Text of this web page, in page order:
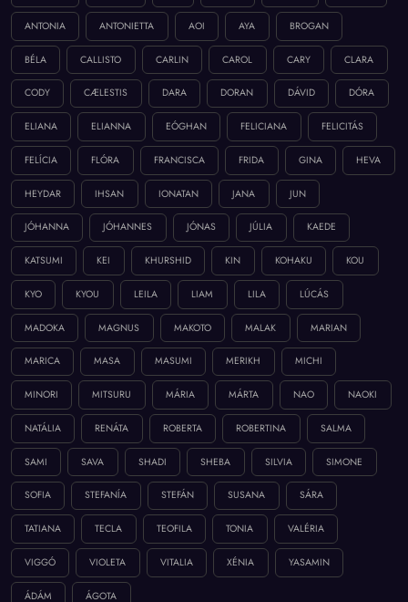
ANTONIA ANTONIETTA AOI AYA BROGAN
BÉLA CALLISTO CARLIN CAROL CARY CLARA
CODY CÆLESTIS DARA DORAN DÁVID DÓRA
ELIANA ELIANNA EÓGHAN FELICIANA FELICITÁS
FELÍCIA FLÓRA FRANCISCA FRIDA GINA HEVA
HEYDAR IHSAN IONATAN JANA JUN
JÓHANNA JÓHANNES JÓNAS JÚLIA KAEDE
KATSUMI KEI KHURSHID KIN KOHAKU KOU
KYO KYOU LEILA LIAM LILA LÚCÁS
MADOKA MAGNUS MAKOTO MALAK MARIAN
MARICA MASA MASUMI MERIKH MICHI
MINORI MITSURU MÁRIA MÁRTA NAO NAOKI
NATÁLIA RENÁTA ROBERTA ROBERTINA SALMA
SAMI SAVA SHADI SHEBA SILVIA SIMONE
SOFIA STEFANÍA STEFÁN SUSANA SÁRA
TATIANA TECLA TEOFILA TONIA VALÉRIA
VIGGÓ VIOLETA VITALIA XÉNIA YASAMIN
ÁDÁM ÁGOTA